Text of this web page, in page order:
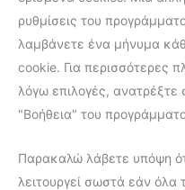
ρυθμίσεις του
λαμβάνετε ένα μήνυμα
cookie. Για περισσότερες
λόγω επιλογές, ανατρέξτε
"Βοήθεια" του
Παρακαλώ λάβετε υπόψη
λειτουργεί σωστά εάν όλα